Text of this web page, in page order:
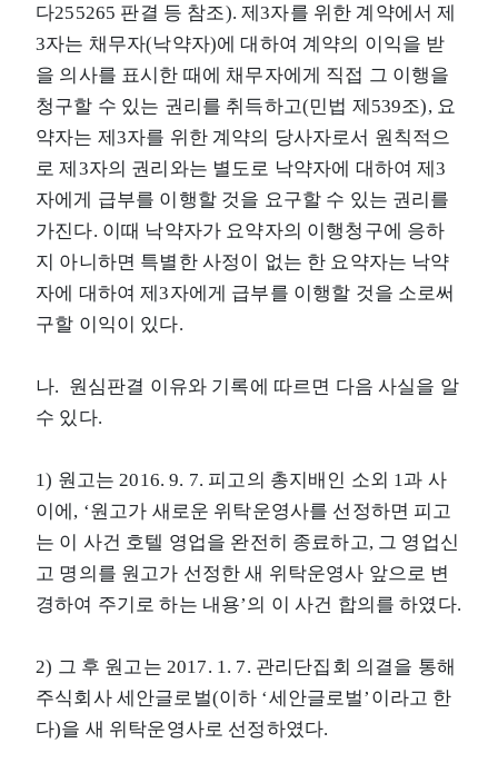
다255265 판결 등 참조). 제3자를 위한 계약에서 제
3자는 채무자(낙약자)에 대하여 계약의 이익을 받
을 의사를 표시한 때에 채무자에게 직접 그 이행을
청구할 수 있는 권리를 취득하고(민법 제539조), 요
약자는 제3자를 위한 계약의 당사자로서 원칙적으
로 제3자의 권리와는 별도로 낙약자에 대하여 제3
자에게 급부를 이행할 것을 요구할 수 있는 권리를
가진다. 이때 낙약자가 요약자의 이행청구에 응하
지 아니하면 특별한 사정이 없는 한 요약자는 낙약
자에 대하여 제3자에게 급부를 이행할 것을 소로써
구할 이익이 있다.
나. 원심판결 이유와 기록에 따르면 다음 사실을 알
수 있다.
1) 원고는 2016. 9. 7. 피고의 총지배인 소외 1과 사
이에, ‘원고가 새로운 위탁운영사를 선정하면 피고
는 이 사건 호텔 영업을 완전히 종료하고, 그 영업신
고 명의를 원고가 선정한 새 위탁운영사 앞으로 변
경하여 주기로 하는 내용’의 이 사건 합의를 하였다.
2) 그 후 원고는 2017. 1. 7. 관리단집회 의결을 통해
주식회사 세안글로벌(이하 ‘세안글로벌’이라고 한
다)을 새 위탁운영사로 선정하였다.